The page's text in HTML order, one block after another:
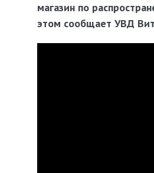
магазин по
этом сообщает УВД